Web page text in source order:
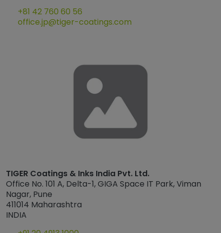
+81 42 760 60 56
office.jp@tiger-coatings.com
TIGER Coatings & Inks India Pvt. Ltd.
Office No. 101 A, Delta-1, GIGA Space IT Park, Viman
Nagar, Pune
411014 Maharashtra
INDIA